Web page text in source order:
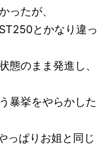
ったが、
とかなり違っ
態のまま発進し、
暴挙をやらかした
っぱりお姐と同じ